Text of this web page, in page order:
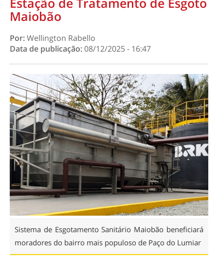
Maiobão
Por:Wellington Rabello
Data de publicação:08/12/2025 - 16:47
Sistema de Esgotamento Sanitário Maiobão beneficiará
moradores do bairro mais populoso de Paço do Lumiar